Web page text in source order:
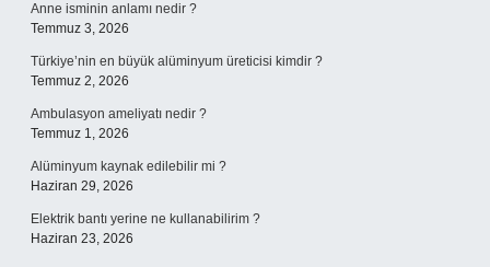
Anne isminin anlamı nedir ?
Temmuz 3, 2026
Türkiye’nin en büyük alüminyum üreticisi kimdir ?
Temmuz 2, 2026
Ambulasyon ameliyatı nedir ?
Temmuz 1, 2026
Alüminyum kaynak edilebilir mi ?
Haziran 29, 2026
Elektrik bantı yerine ne kullanabilirim ?
Haziran 23, 2026